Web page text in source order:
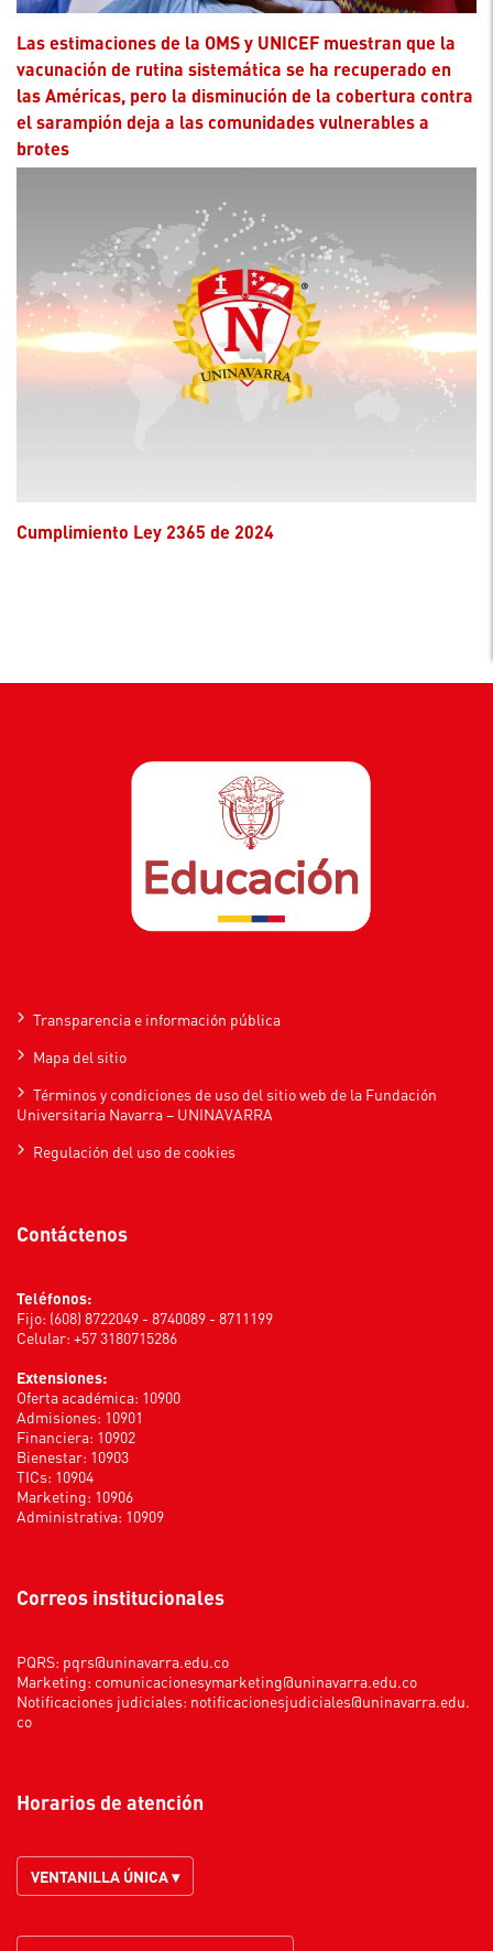
Las estimaciones de la OMS y UNICEF muestran que la
vacunación de rutina sistemática se ha recuperado en
las Américas, pero la disminución de la cobertura contra
el sarampión deja a las comunidades vulnerables a
brotes
Cumplimiento Ley 2365 de 2024
Transparencia e información pública
Mapa del sitio
Términos y condiciones de uso del sitio web de la Fundación
Universitaria Navarra – UNINAVARRA
Regulación del uso de cookies
Contáctenos
Teléfonos:
Fijo: (608) 8722049 - 8740089 - 8711199
Celular: +57 3180715286
Extensiones:
Oferta académica: 10900
Admisiones: 10901
Financiera: 10902
Bienestar: 10903
TICs: 10904
Marketing: 10906
Administrativa: 10909
Correos institucionales
PQRS: pqrs@uninavarra.edu.co
Marketing: comunicacionesymarketing@uninavarra.edu.co
Notificaciones judiciales: notificacionesjudiciales@uninavarra.edu.
co
Horarios de atención
VENTANILLA ÚNICA ▾